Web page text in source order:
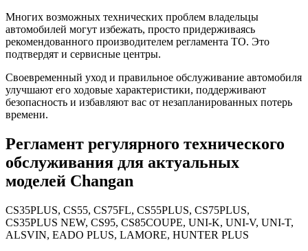
Многих возможных технических проблем владельцы
автомобилей могут избежать, просто придерживаясь
рекомендованного производителем регламента ТО. Это
подтвердят и сервисные центры.
Своевременный уход и правильное обслуживание автомобиля
улучшают его ходовые характеристики, поддерживают
безопасность и избавляют вас от незапланированных потерь
времени.
Регламент регулярного технического
обслуживания для актуальных
моделей Changan
CS35PLUS, CS55, CS75FL, CS55PLUS, CS75PLUS,
CS35PLUS NEW, CS95, CS85COUPE, UNI-K, UNI-V, UNI-T,
ALSVIN, EADO PLUS, LAMORE, HUNTER PLUS